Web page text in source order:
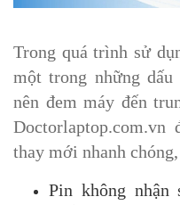
Trong quá trình sử
một trong những dấu
nên đem máy đến
thay mới nhanh
Pin không nhận